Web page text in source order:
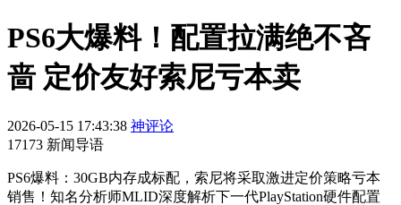
PS6大爆料！配置拉满绝不吝
啬 定价友好索尼亏本卖
2026-05-15 17:43:38 神评论
17173 新闻导语
PS6爆料：30GB内存成标配，索尼将采取激进定价策略亏本
销售！知名分析师MLID深度解析下一代PlayStation硬件配置